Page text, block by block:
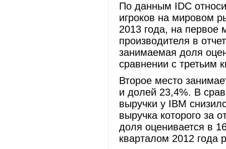
По данным IDC
игроков на мировом
2013 года, на первое
производителя в
занимаемая доля
сравнении с третьим
Второе место
и долей 23,4%. В
выручки у IBM
выручка которого за
доля оценивается в
кварталом 2012 года